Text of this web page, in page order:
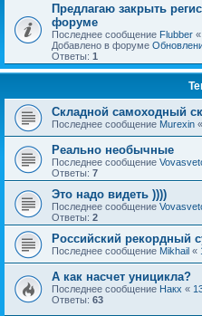
Предлагаю закрыть
форуме
Последнее сообщение Flubber «
Добавлено в форуме
Ответы: 1
Складной самоходный
Последнее сообщение Murexin «
Реально необычные
Последнее сообщение
Ответы: 7
Это надо видеть ))))
Последнее сообщение
Ответы: 2
Российский рекордный
Последнее сообщение Mikhail «
А как насчет уницикла?
Последнее сообщение Накх «
Ответы: 63